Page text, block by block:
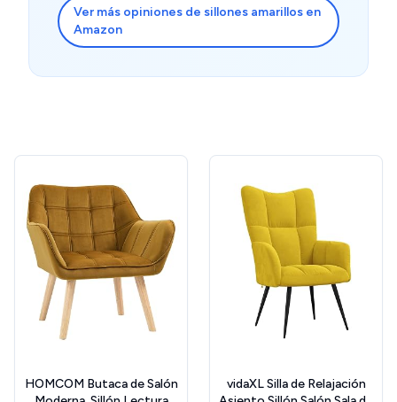
Ver más opiniones de sillones amarillos en
Amazon
HOMCOM Butaca de Salón
vidaXL Silla de Relajación